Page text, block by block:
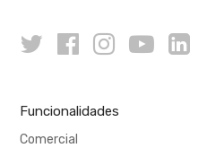
Funcionalidades
Comercial